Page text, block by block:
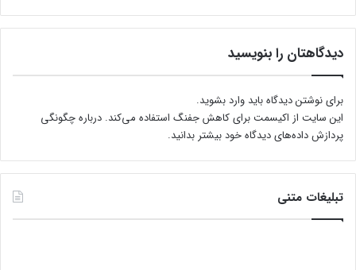
دیدگاهتان را بنویسید
برای نوشتن دیدگاه باید وارد بشوید.
این سایت از اکیسمت برای کاهش جفنگ استفاده می‌کند. درباره چگونگی
پردازش داده‌های دیدگاه خود بیشتر بدانید.
تبلیغات متنی